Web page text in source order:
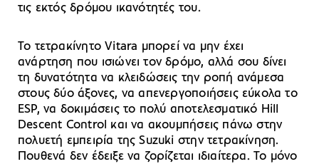
τις εκτός δρόμου ικανότητές του.
Το τετρακίνητο Vitara μπορεί να μην έχει
ανάρτηση που ισιώνει τον δρόμο, αλλά σου δίνει
τη δυνατότητα να κλειδώσεις την ροπή ανάμεσα
στους δύο άξονες, να απενεργοποιήσεις εύκολα το
ESP, να δοκιμάσεις το πολύ αποτελεσματικό Hill
Descent Control και να ακουμπήσεις πάνω στην
πολυετή εμπειρία της Suzuki στην τετρακίνηση.
Πουθενά δεν έδειξε να ζορίζεται ιδιαίτερα. Το μόνο